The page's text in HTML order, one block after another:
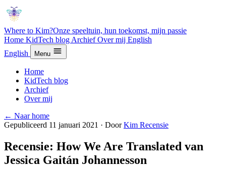
Where to Kim?Onze speeltuin, hun toekomst, mijn passie
Home KidTech blog ArchiefOver mij English
English
Menu
Home
KidTech blog
Archief
Over mij
← Naar home
Gepubliceerd 11 januari 2021 · DoorKim Recensie
Recensie: How We Are Translated van
Jessica Gaitán Johannesson